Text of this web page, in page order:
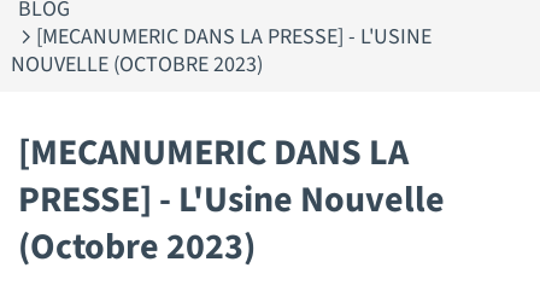
BLOG
[MECANUMERIC DANS LA PRESSE] - L'USINE
NOUVELLE (OCTOBRE 2023)
[MECANUMERIC DANS LA
PRESSE] - L'Usine Nouvelle
(Octobre 2023)